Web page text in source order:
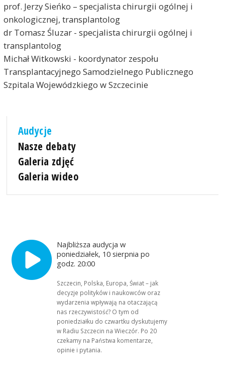
prof. Jerzy Sieńko – specjalista chirurgii ogólnej i
onkologicznej, transplantolog
dr Tomasz Śluzar - specjalista chirurgii ogólnej i
transplantolog
Michał Witkowski - koordynator zespołu
Transplantacyjnego Samodzielnego Publicznego
Szpitala Wojewódzkiego w Szczecinie
Audycje
Nasze debaty
Galeria zdjęć
Galeria wideo
Najbliższa audycja w
poniedziałek, 10 sierpnia po
godz. 20:00
Szczecin, Polska, Europa, Świat – jak
decyzje polityków i naukowców oraz
wydarzenia wpływają na otaczającą
nas rzeczywistość? O tym od
poniedziałku do czwartku dyskutujemy
w Radiu Szczecin na Wieczór. Po 20
czekamy na Państwa komentarze,
opinie i pytania.